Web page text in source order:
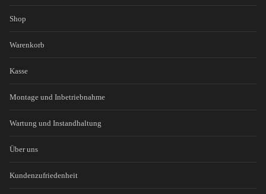
Shop
Warenkorb
Kasse
Montage und Inbetriebnahme
Wartung und Instandhaltung
Über uns
Kundenzufriedenheit